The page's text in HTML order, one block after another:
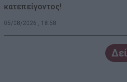
κατεπείγοντος!
05/08/2026 , 18:58